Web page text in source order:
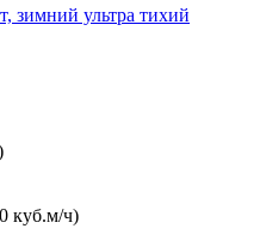
зимний ультра тихий
куб.м/ч)